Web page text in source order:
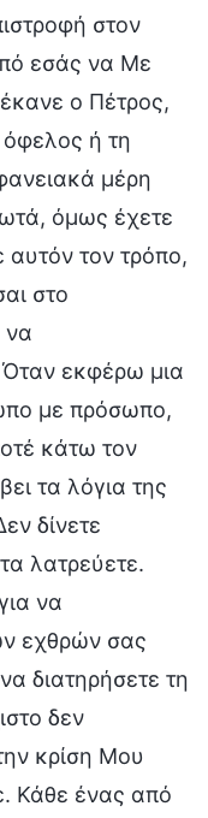
στον
εσάς να Με
ο Πέτρος,
ή τη
μέρη
όμως έχετε
αυτόν τον τρόπο,
στο
να
εκφέρω μια
με πρόσωπο,
κάτω τον
τα λόγια της
δίνετε
λατρεύετε.
να
εχθρών σας
διατηρήσετε τη
δεν
κρίση Μου
Κάθε ένας από